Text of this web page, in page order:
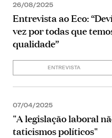
26/08/2025
Entrevista ao Eco:
vez por todas que
qualidade”
ENTREVISTA
07/04/2025
"A legislação laboral
taticismos políticos"